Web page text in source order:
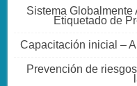
Sistema
Etiquetado de
Capacitación inicial –
Prevención de